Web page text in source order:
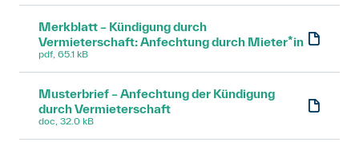
Merkblatt – Kündigung durch
Vermieterschaft: Anfechtung durch Mieter*in
pdf, 65.1 kB
Musterbrief – Anfechtung der Kündigung
durch Vermieterschaft
doc, 32.0 kB